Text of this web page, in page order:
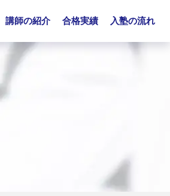
講師の紹介 合格実績 入塾の流れ